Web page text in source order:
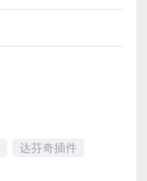
达芬奇插件